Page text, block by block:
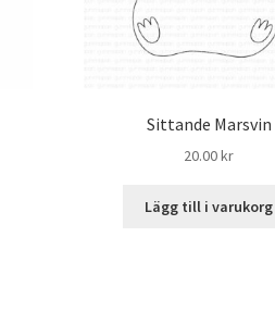
Sittande Marsvin
20.00kr
Lägg till i varukorg